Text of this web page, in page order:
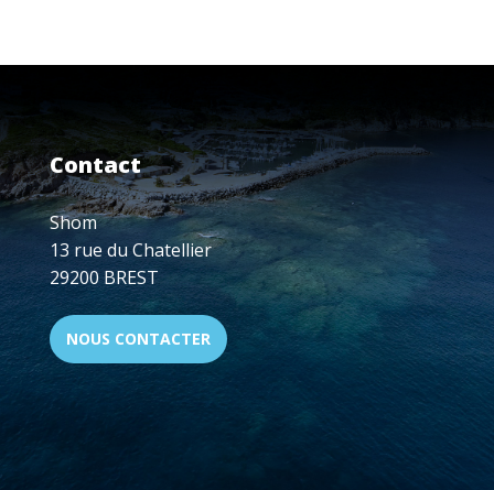
Contact
Shom
13 rue du Chatellier
29200 BREST
NOUS CONTACTER